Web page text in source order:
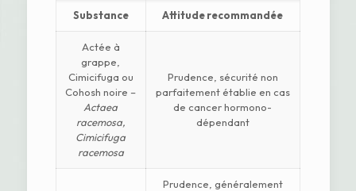
Substance Attitude recommandée
Actée à
grappe,
Cimicifuga ou
Cohosh noire –
Actaea
racemosa,
Cimicifuga
racemosa
Prudence, sécurité non
parfaitement établie en cas
de cancer hormono-
dépendant
Prudence, généralement